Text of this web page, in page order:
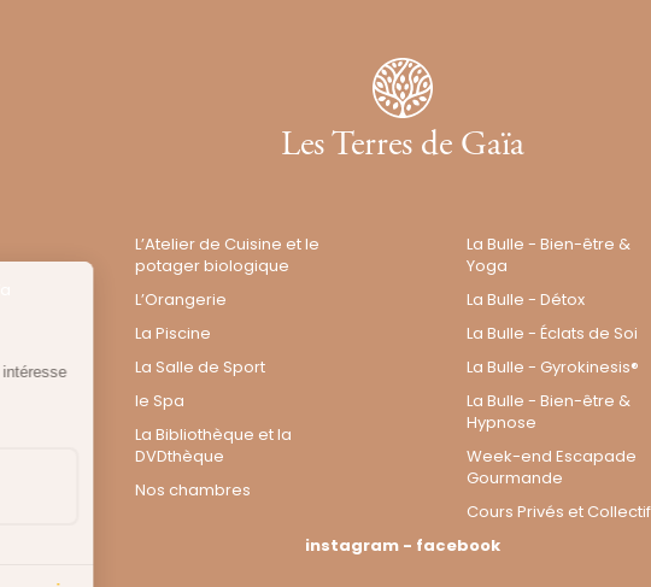
Les Terres de Gaïa
L’Atelier de Cuisine et le
potager biologique
L’Orangerie
La Piscine
La Salle de Sport
le Spa
La Bibliothèque et la
DVDthèque
Nos chambres
La Bulle - Bien-être &
Yoga
La Bulle - Détox
La Bulle - Éclats de Soi
La Bulle - Gyrokinesis®
La Bulle - Bien-être &
Hypnose
Week-end Escapade
Gourmande
Cours Privés et
instagram - facebook